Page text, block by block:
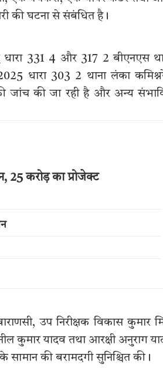
की घटना से संबंधित है।
331 4 और 317 2 बीएनएस
धारा 303 2 थाना लंका
जांच की जा रही है और अन्य
25 करोड़ का प्रोजेक्ट
उप निरीक्षक विकास कुमार
कुमार यादव तथा आरक्षी अनुराग
की बरामदगी सुनिश्चित की।